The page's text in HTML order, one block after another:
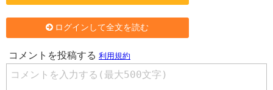
ログインして全文を読む